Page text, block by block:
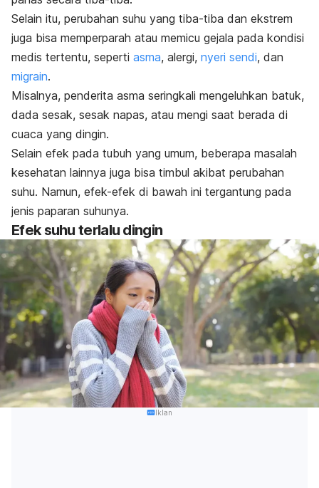
Selain itu, perubahan suhu yang tiba-tiba dan ekstrem
juga bisa memperparah atau memicu gejala pada kondisi
medis tertentu, seperti asma, alergi, nyeri sendi, dan
migrain.
Misalnya, penderita asma seringkali mengeluhkan batuk,
dada sesak, sesak napas, atau mengi saat berada di
cuaca yang dingin.
Selain efek pada tubuh yang umum, beberapa masalah
kesehatan lainnya juga bisa timbul akibat perubahan
suhu. Namun, efek-efek di bawah ini tergantung pada
jenis paparan suhunya.
Efek suhu terlalu dingin
Iklan